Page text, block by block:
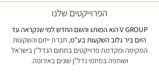
הפרוייקטים שלנו
V GROUP הוא המותג והשם החדש למי שנקראה עד
היום ביר גלוב השקעות בע"מ, חברת ייזום והשקעות
המקימה ומקדמת פרוייקטים בתחום הנדל"ן בישראל
ושותפה במיזמי נדל"ן שונים באירופה.